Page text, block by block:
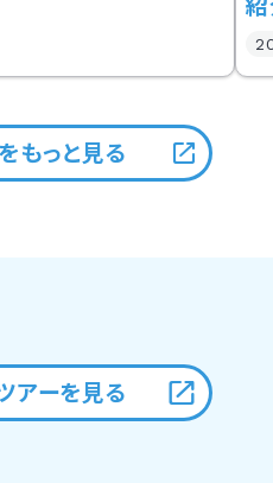
紹
もっと見る
アーを見る